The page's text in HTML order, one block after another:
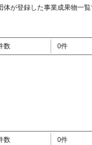
体が登録した事業成果物一
数 0件
数 0件